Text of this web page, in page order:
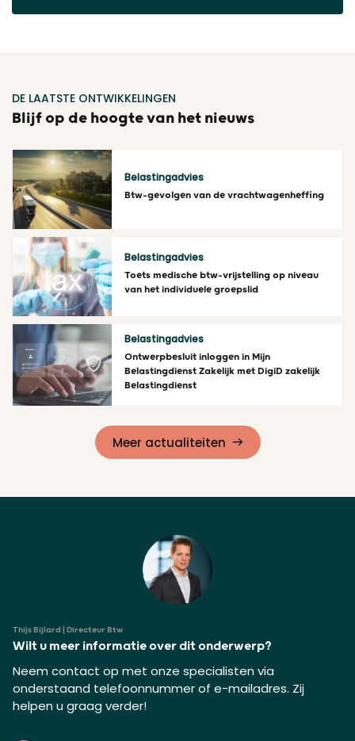
DE LAATSTE ONTWIKKELINGEN
Blijf op de hoogte van het nieuws
Lees meer
Belastingadvies
Btw-gevolgen van de vrachtwagenheffing
Lees meer
Belastingadvies
Toets medische btw-vrijstelling op niveau
van het individuele groepslid
Belastingadvies
Ontwerpbesluit inloggen in Mijn
Belastingdienst Zakelijk met DigiD zakelijk
Belastingdienst
Meer actualiteiten
Thijs Bijlard | Directeur Btw
Wilt u meer informatie over dit onderwerp?
Neem contact op met onze specialisten via
onderstaand telefoonnummer of e-mailadres. Zij
helpen u graag verder!